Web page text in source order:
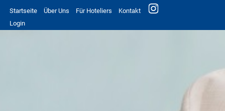
Startseite Über Uns Für Hoteliers
Kontakt
Login